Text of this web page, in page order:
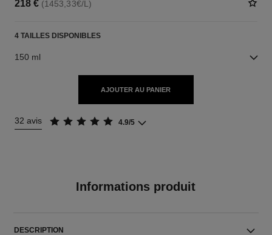
218 € (1453,33€/L)
4 TAILLES DISPONIBLES
150 ml
AJOUTER AU PANIER
32 avis 4.9/5
Informations produit
DESCRIPTION